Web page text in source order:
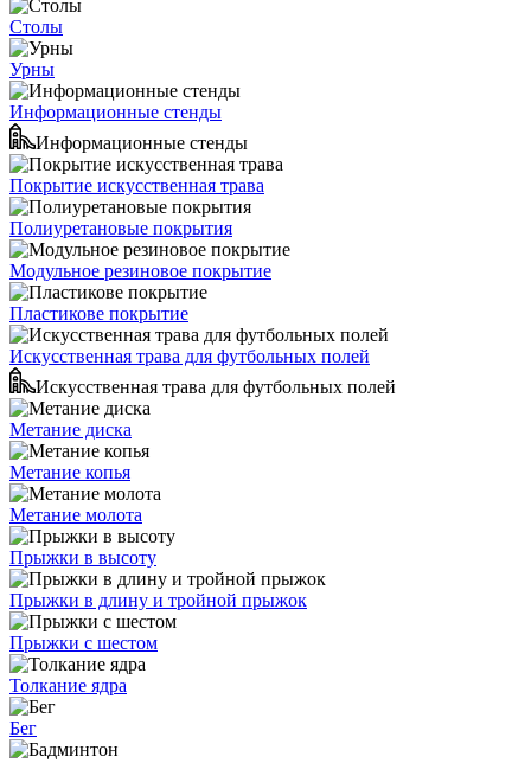
Столы
Урны
Информационные стенды
Информационные стенды
Покрытие искусственная трава
Полиуретановые покрытия
Модульное резиновое покрытие
Пластикове покрытие
Искусственная трава для футбольных полей
Искусственная трава для футбольных полей
Метание диска
Метание копья
Метание молота
Прыжки в высоту
Прыжки в длину и тройной прыжок
Прыжки с шестом
Толкание ядра
Бег